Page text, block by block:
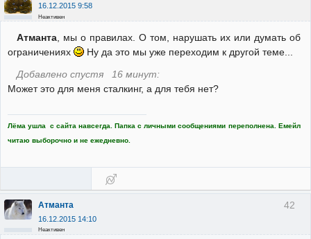
16.12.2015 9:58
Неактивен
Атманта, мы о правилах. О том, нарушать их или думать об
ограничениях
Ну да это мы уже переходим к другой теме...
Добавлено спустя 16 минут:
Может это для меня сталкинг, а для тебя нет?
Лёма ушла с сайта навсегда. Папка с личными сообщениями переполнена. Емейл
читаю выборочно и не ежедневно.
42
Атманта
16.12.2015 14:10
Неактивен